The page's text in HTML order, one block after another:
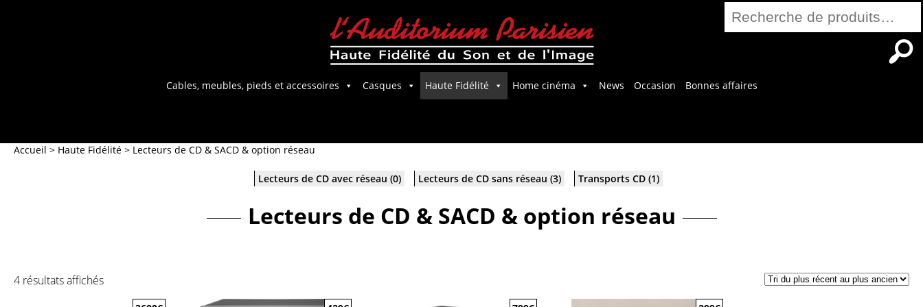
Cables, meubles, pieds et accessoires Casques Haute Fidélité Home cinéma News Occasion Bonnes affaires
Recherche
pour :
Accueil > Haute Fidélité > Lecteurs de CD & SACD & option réseau
Lecteurs de CD avec réseau (0) Lecteurs de CD sans réseau (3) Transports CD (1)
Lecteurs de CD & SACD & option réseau
4 résultats affichés